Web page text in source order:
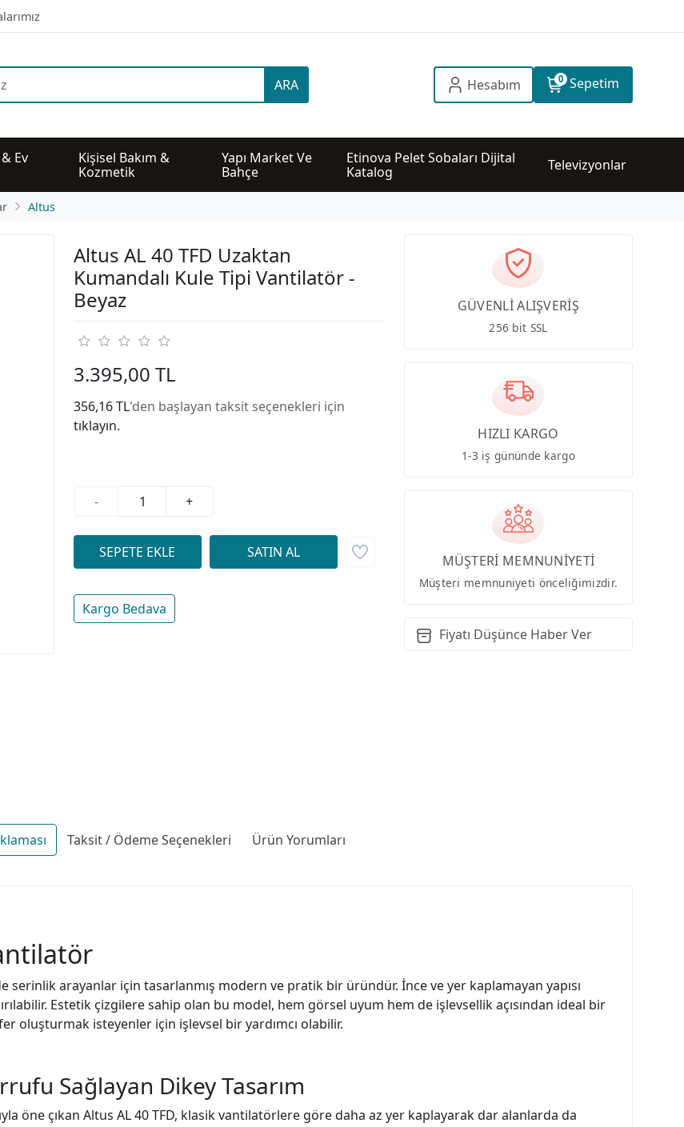
ARA Hesabım 0 Sepetim
Ev
Kişisel Bakım &
Kozmetik
Yapı Market Ve
Bahçe
Etinova Pelet Sobaları Dijital
Katalog
Televizyonlar
Altus
Altus AL 40 TFD Uzaktan
Kumandalı Kule Tipi Vantilatör -
Beyaz
3.395,00 TL
356,16 TL'den başlayan taksit seçenekleri için
tıklayın.
- +
Kargo Bedava
GÜVENLİ ALIŞVERİŞ
256 bit SSL
HIZLI KARGO
1-3 iş gününde kargo
MÜŞTERİ MEMNUNİYETİ
Müşteri memnuniyeti önceliğimizdir.
Fiyatı Düşünce Haber Ver
Taksit / Ödeme Seçenekleri Ürün Yorumları
serinlik arayanlar için tasarlanmış modern ve pratik bir üründür. İnce ve yer kaplamayan yapısı
Estetik çizgilere sahip olan bu model, hem görsel uyum hem de işlevsellik açısından ideal bir
oluşturmak isteyenler için işlevsel bir yardımcı olabilir.
Sağlayan Dikey Tasarım
öne çıkan Altus AL 40 TFD, klasik vantilatörlere göre daha az yer kaplayarak dar alanlarda da